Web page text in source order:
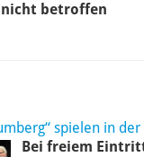
betroffen
spielen in
Bei freiem